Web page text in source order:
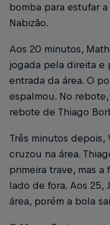
bomba para estufar
Nabizão.
Aos 20 minutos,
jogada pela direita e
entrada da área. O
espalmou. No
rebote de Thiago
Três minutos depois,
cruzou na área.
primeira trave, mas
lado de fora. Aos 25,
área, porém a bola